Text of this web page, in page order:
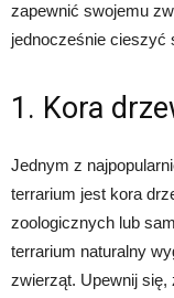
zapewnić swojemu
jednocześnie cieszyć
1. Kora
Jednym z
terrarium jest kora
zoologicznych lub
terrarium naturalny
zwierząt. Upewnij się,